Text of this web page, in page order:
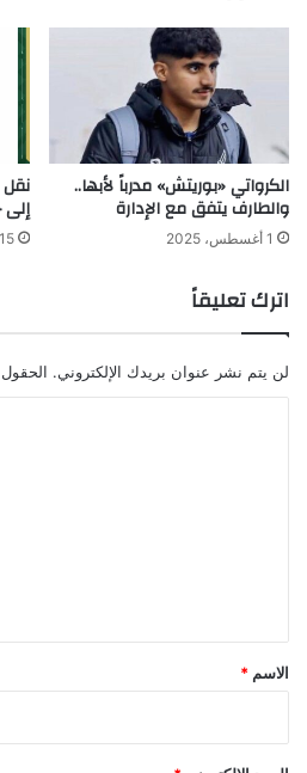
الكرواتي «بوريتش» مدرباً لأبها..
والطارف يتفق مع الإدارة
1 أغسطس، 2025
إلى
15 مارس، 2026
اترك تعليقاً
لن يتم نشر عنوان بريدك الإلكتروني. الحقول
*
الاسم *